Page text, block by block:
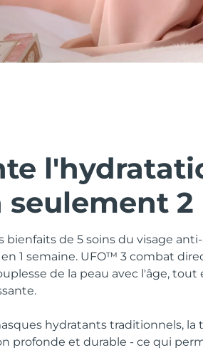
seulement
bienfaits de 5 soins du visage
en 1 semaine. UFO™ 3 combat
de la peau avec l'âge, tout
hydratants traditionnels,
profonde et durable - ce qui